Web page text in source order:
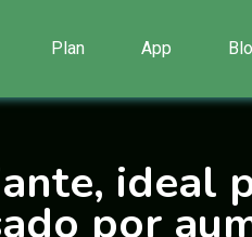
Plan App
ideal
por